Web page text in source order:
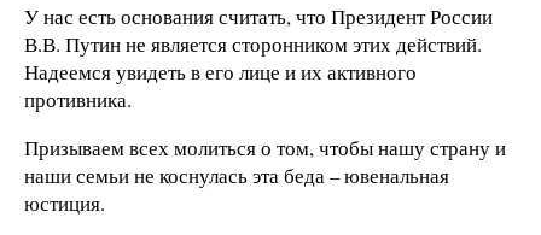
У нас есть основания считать, что Президент России
В.В. Путин не является сторонником этих действий.
Надеемся увидеть в его лице и их активного
противника.
Призываем всех молиться о том, чтобы нашу страну и
наши семьи не коснулась эта беда – ювенальная
юстиция.